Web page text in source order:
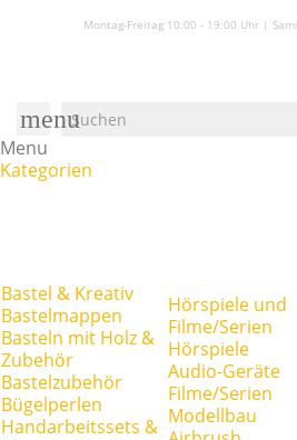
Montag-Freitag 10:00 - 19:00 Uhr |
menu
Menu
Kategorien
Bastel & Kreativ
Bastelmappen
Basteln mit Holz &
Zubehör
Bastelzubehör
Bügelperlen
Handarbeitssets &
Hörspiele und
Filme/Serien
Hörspiele
Audio-Geräte
Filme/Serien
Modellbau